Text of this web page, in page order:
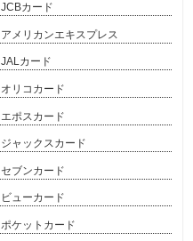
JCBカード
アメリカンエキスプレス
JALカード
オリコカード
エポスカード
ジャックスカード
セブンカード
ビューカード
ポケットカード